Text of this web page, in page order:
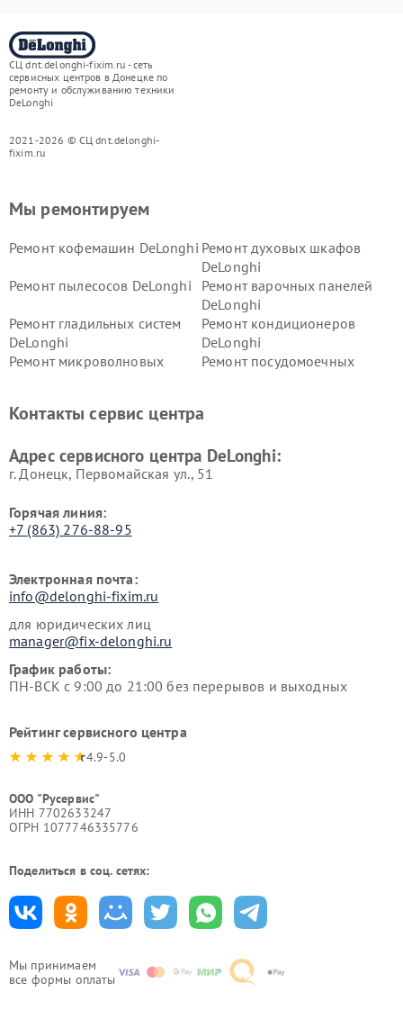
СЦ dnt.delonghi-fixim.ru - сеть
сервисных центров в Донецке по
ремонту и обслуживанию техники
DeLonghi
2021-2026 © СЦ dnt.delonghi-
fixim.ru
Мы принимаем
все формы оплаты
Мы ремонтируем
Ремонт кофемашин DeLonghi Ремонт духовых шкафов
DeLonghi
Ремонт пылесосов DeLonghi
Ремонт варочных панелей
DeLonghi
Ремонт гладильных систем
DeLonghi
Ремонт кондиционеров
DeLonghi
Ремонт микроволновых
Ремонт посудомоечных
DeLonghi
DeLonghi
Контакты сервис центра
Адрес сервисного центра DeLonghi:
г. Донецк, Первомайская ул., 51
Горячая линия:
+7 (863) 276-88-95
Электронная почта:
info@delonghi-fixim.ru
для юридических лиц
manager@fix-delonghi.ru
График работы:
ПН-ВСК с 9:00 до 21:00 без перерывов и выходных
Рейтинг сервисного центра
4.9-5.0
ООО "Русервис"
ИНН 7702633247
ОГРН 1077746335776
Поделиться в соц. сетях: